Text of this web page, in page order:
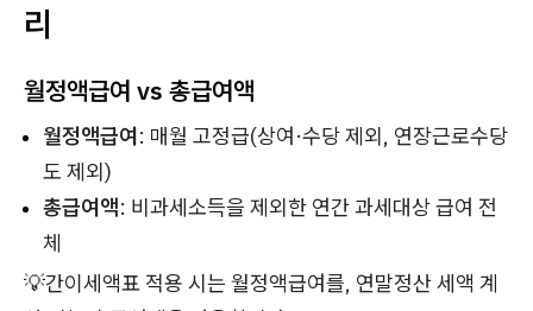
리
월정액급여 vs 총급여액
월정액급여: 매월 고정급(상여·수당 제외, 연장근로수당
도 제외)
총급여액: 비과세소득을 제외한 연간 과세대상 급여 전
체
💡간이세액표 적용 시는 월정액급여를, 연말정산 세액 계